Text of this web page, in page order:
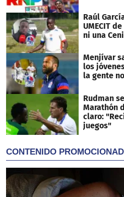
Raúl
UMECIT
ni una
Menjívar
los
la gente
Rudman
Marathón
claro:
juegos"